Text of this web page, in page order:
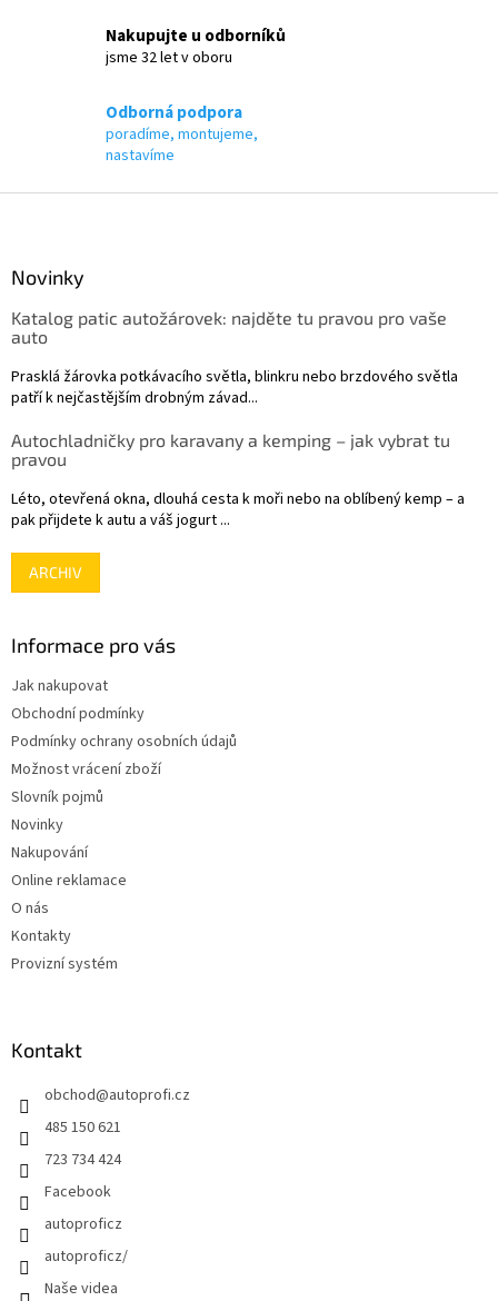
y
i
s
Nakupujte u odborníků
jsme 32 let v oboru
Odborná podpora
poradíme, montujeme,
nastavíme
Novinky
Katalog patic autožárovek: najděte tu pravou pro vaše
auto
Prasklá žárovka potkávacího světla, blinkru nebo brzdového světla
patří k nejčastějším drobným závad...
Autochladničky pro karavany a kemping – jak vybrat tu
pravou
Léto, otevřená okna, dlouhá cesta k moři nebo na oblíbený kemp – a
pak přijdete k autu a váš jogurt ...
ARCHIV
Informace pro vás
Jak nakupovat
Obchodní podmínky
Podmínky ochrany osobních údajů
Možnost vrácení zboží
Slovník pojmů
Novinky
Nakupování
Online reklamace
O nás
Kontakty
Provizní systém
Kontakt
obchod@autoprofi.cz
485 150 621
723 734 424
Facebook
autoproficz
autoproficz/
Naše videa